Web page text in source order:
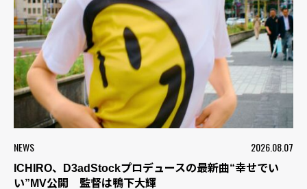
NEWS 2026.08.07
ICHIRO、D3adStockプロデュースの最新曲“幸せでい
い”MV公開 監督は鴨下大輝